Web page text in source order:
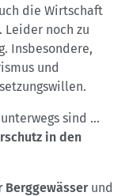
die Wirtschaft
noch zu
Insbesondere,
und
sind ...
in den
Berggewässerund